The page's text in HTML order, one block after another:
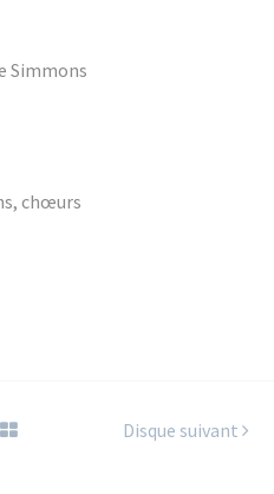
Simmons
chœurs
Disque suivant